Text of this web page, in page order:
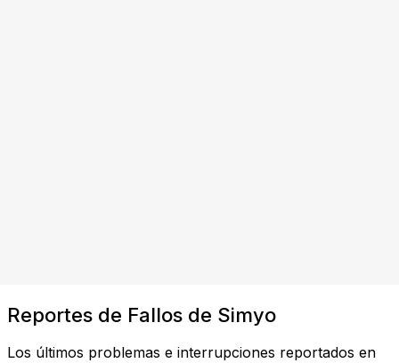
Reportes de Fallos de Simyo
Los últimos problemas e interrupciones reportados en